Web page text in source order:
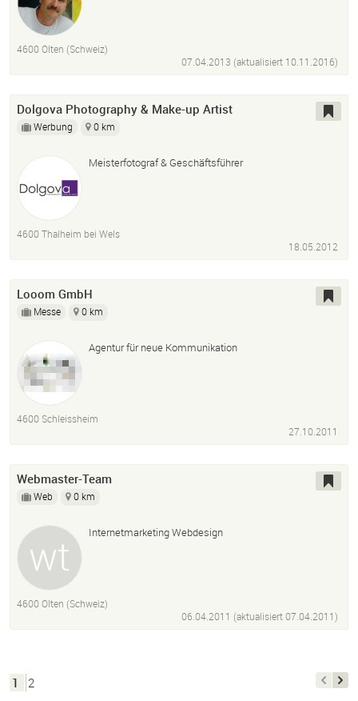
4600 Olten (Schweiz)
07.04.2013 (aktualisiert 10.11.2016)
Dolgova Photography & Make-up Artist
Werbung 0 km
Meisterfotograf & Geschäftsführer
4600 Thalheim bei Wels
18.05.2012
Looom GmbH
Messe 0 km
Agentur für neue Kommunikation
4600 Schleissheim
27.10.2011
Webmaster-Team
Web 0 km
Internetmarketing Webdesign
4600 Olten (Schweiz)
06.04.2011 (aktualisiert07.04.2011)
1 2